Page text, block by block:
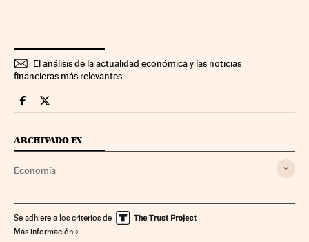
El análisis de la actualidad económica y las noticias
financieras más relevantes
Economia Cinco Días en Facebook
Economia Cinco Días en Twitter
ARCHIVADO EN
Economía
Se adhiere a los criterios de
Más información